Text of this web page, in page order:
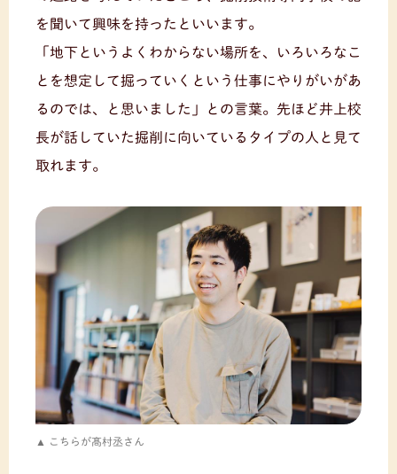
を聞いて興味を持ったといいます。
「地下というよくわからない場所を、いろいろなこ
とを想定して掘っていくという仕事にやりがいがあ
るのでは、と思いました」との言葉。先ほど井上校
長が話していた掘削に向いているタイプの人と見て
取れます。
こちらが髙村丞さん